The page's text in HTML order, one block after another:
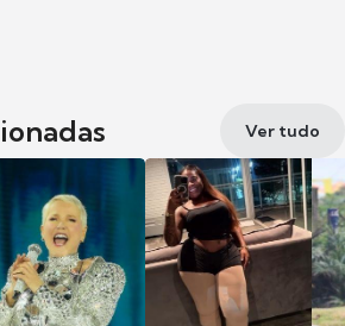
Ver tudo